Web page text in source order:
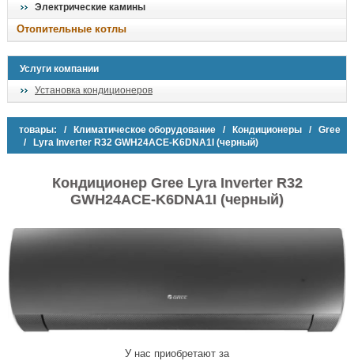
Электрические камины
Отопительные котлы
Услуги компании
Установка кондиционеров
товары: / Климатическое оборудование / Кондиционеры / Gree
/ Lyra Inverter R32 GWH24ACE-K6DNA1I (черный)
Кондиционер Gree Lyra Inverter R32
GWH24ACE-K6DNA1I (черный)
У нас приобретают за